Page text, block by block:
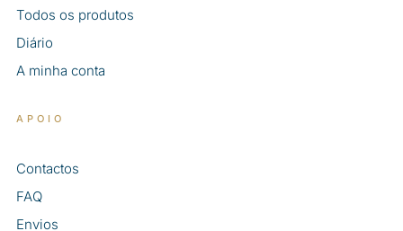
Todos os produtos
Diário
A minha conta
APOIO
Contactos
FAQ
Envios